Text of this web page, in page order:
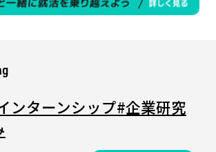
ンターンシップ#企業研究